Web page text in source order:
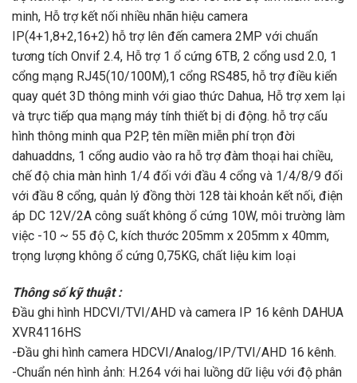
minh, Hỗ trợ kết nối nhiều nhãn hiệu camera
IP(4+1,8+2,16+2) hỗ trợ lên đến camera 2MP với chuẩn
tương tích Onvif 2.4, Hỗ trợ 1 ổ cứng 6TB, 2 cổng usd 2.0, 1
cổng mạng RJ45(10/100M),1 cổng RS485, hỗ trợ điều kiển
quay quét 3D thông minh với giao thức Dahua, Hỗ trợ xem lại
và trực tiếp qua mạng máy tính thiết bị di động. hỗ trợ cấu
hình thông minh qua P2P, tên miền miễn phí trọn đời
dahuaddns, 1 cổng audio vào ra hỗ trợ đàm thoại hai chiều,
chế độ chia màn hình 1/4 đối với đầu 4 cổng và 1/4/8/9 đối
với đầu 8 cổng, quản lý đồng thời 128 tài khoản kết nối, điện
áp DC 12V/2A công suất không ổ cứng 10W, môi trường làm
việc -10 ~ 55 độ C, kích thước 205mm x 205mm x 40mm,
trọng lượng không ổ cứng 0,75KG, chất liệu kim loại
Thông số kỹ thuật :
Đầu ghi hình HDCVI/TVI/AHD và camera IP 16 kênh DAHUA
XVR4116HS
-Đầu ghi hình camera HDCVI/Analog/IP/TVI/AHD 16 kênh.
-Chuẩn nén hình ảnh: H.264 với hai luồng dữ liệu với độ phân